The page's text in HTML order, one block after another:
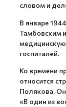
словом и
В январе
Тамбовским
медицинскую
госпиталей.
Ко времени
относится
Полякова.
«В один из